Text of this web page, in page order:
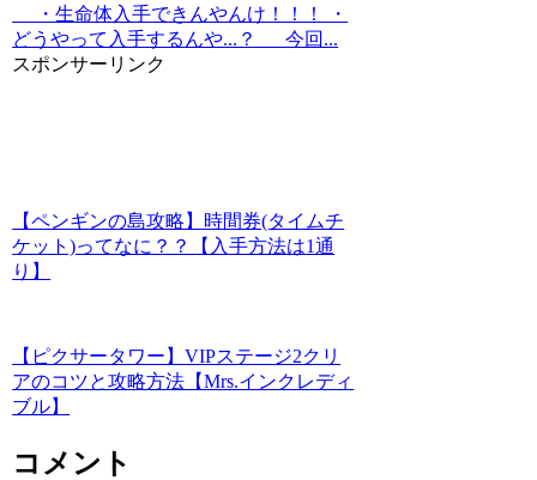
・生命体入手できんやんけ！！！ ・
どうやって入手するんや...？ 今回...
スポンサーリンク
【ペンギンの島攻略】時間券(タイムチ
ケット)ってなに？？【入手方法は1通
り】
【ピクサータワー】VIPステージ2クリ
アのコツと攻略方法【Mrs.インクレディ
ブル】
コメント